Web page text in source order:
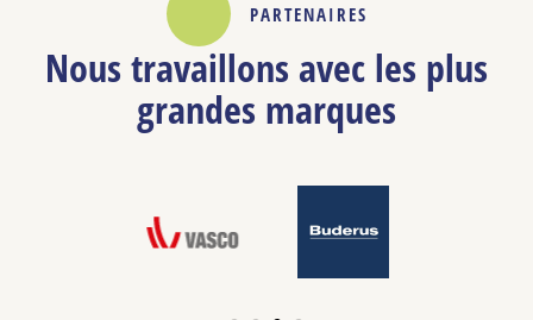
PARTENAIRES
Nous travaillons avec les plus
grandes marques